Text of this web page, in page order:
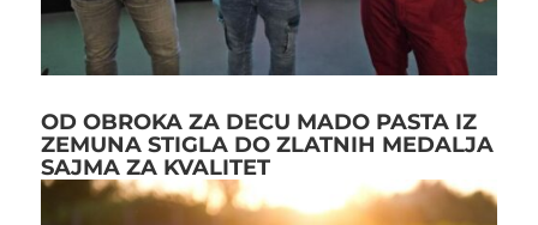
OD OBROKA ZA DECU MADO PASTA IZ
ZEMUNA STIGLA DO ZLATNIH MEDALJA
SAJMA ZA KVALITET